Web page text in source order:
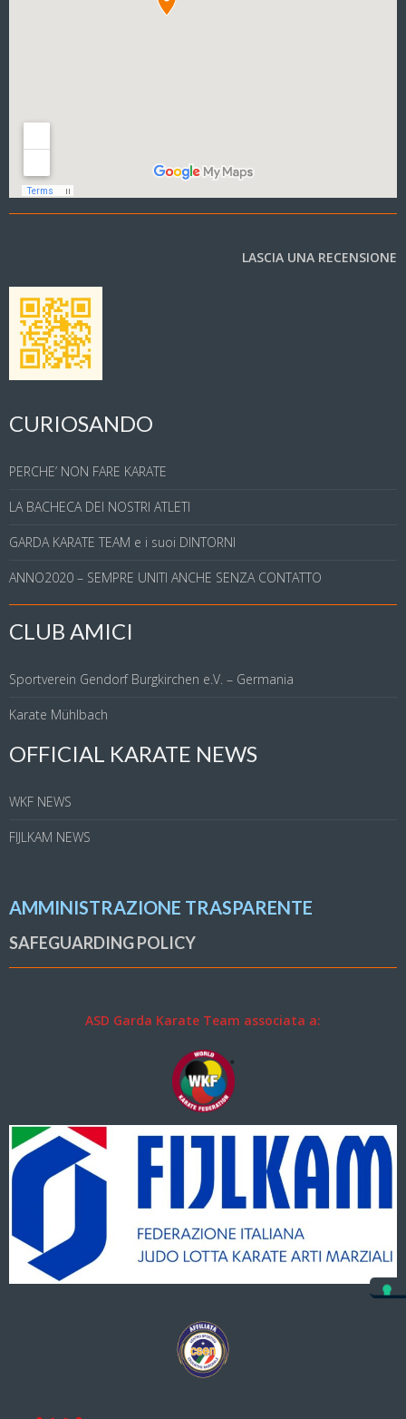
LASCIA UNA RECENSIONE
CURIOSANDO
PERCHE’ NON FARE KARATE
LA BACHECA DEI NOSTRI ATLETI
GARDA KARATE TEAM e i suoi DINTORNI
ANNO2020 – SEMPRE UNITI ANCHE SENZA CONTATTO
CLUB AMICI
Sportverein Gendorf Burgkirchen e.V. – Germania
Karate Mühlbach
OFFICIAL KARATE NEWS
WKF NEWS
FIJLKAM NEWS
AMMINISTRAZIONE TRASPARENTE
SAFEGUARDING POLICY
ASD Garda Karate Team associata a: